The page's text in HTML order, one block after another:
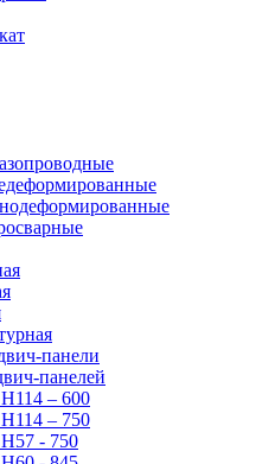
панели
панелей
– 600
– 750
- 750